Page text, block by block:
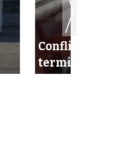
Conflicto
termina en